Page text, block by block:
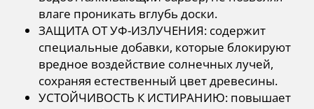
влаге проникать вглубь доски.
ЗАЩИТА ОТ УФ-ИЗЛУЧЕНИЯ: содержит
специальные добавки, которые блокируют
вредное воздействие солнечных лучей,
сохраняя естественный цвет древесины.
УСТОЙЧИВОСТЬ К ИСТИРАНИЮ: повышает